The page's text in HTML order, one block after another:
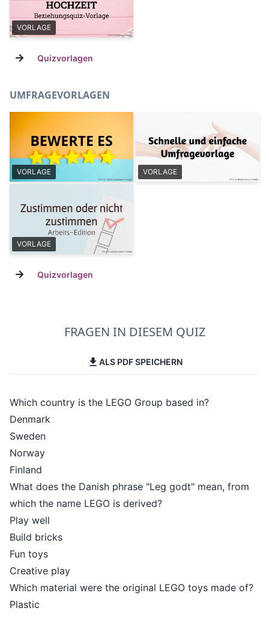
VORLAGE
→ Quizvorlagen
UMFRAGEVORLAGEN
VORLAGE VORLAGE
VORLAGE
→ Quizvorlagen
FRAGEN IN DIESEM QUIZ
ALS PDF SPEICHERN
Which country is the LEGO Group based in?
Denmark
Sweden
Norway
Finland
What does the Danish phrase "Leg godt" mean, from
which the name LEGO is derived?
Play well
Build bricks
Fun toys
Creative play
Which material were the original LEGO toys made of?
Plastic